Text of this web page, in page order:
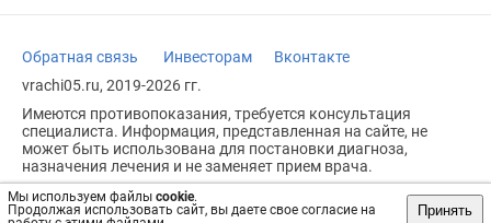
Мы используем файлы cookie.
Продолжая использовать сайт, вы даете свое согласие на
Принять
Обратная связь Инвесторам
Вконтакте
vrachi05.ru, 2019-2026 гг.
Имеются противопоказания, требуется консультация
специалиста. Информация, представленная на сайте, не
может быть использована для постановки диагноза,
назначения лечения и не заменяет прием врача.
Возрастное ограничение: 18+